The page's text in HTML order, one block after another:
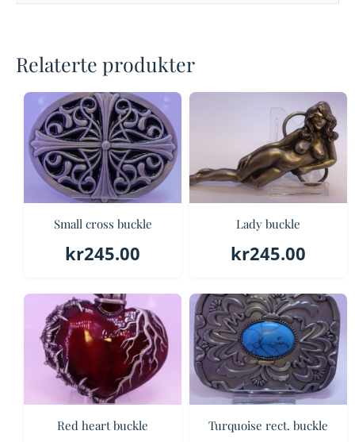
Relaterte produkter
Small cross buckle
kr245.00
Lady buckle
kr245.00
Red heart buckle Turquoise rect. buckle